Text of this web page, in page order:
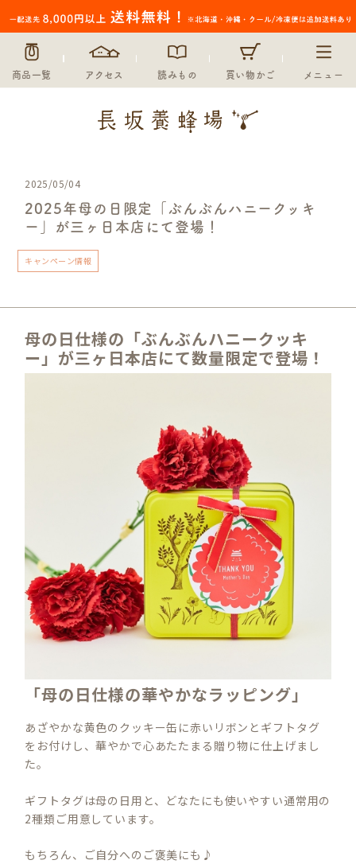
商品一覧 アクセス 読みもの 買い物かご メニュー
2025/05/04
2025年母の日限定「ぶんぶんハニークッキ
ー」が三ヶ日本店にて登場！
キャンペーン情報
母の日仕様の「ぶんぶんハニークッキ
ー」が三ヶ日本店にて数量限定で登場！
「母の日仕様の華やかなラッピング」
あざやかな黄色のクッキー缶に赤いリボンとギフトタグ
をお付けし、華やかで心あたたまる贈り物に仕上げまし
た。
ギフトタグは母の日用と、どなたにも使いやすい通常用の
2種類ご用意しています。
もちろん、ご自分へのご褒美にも♪